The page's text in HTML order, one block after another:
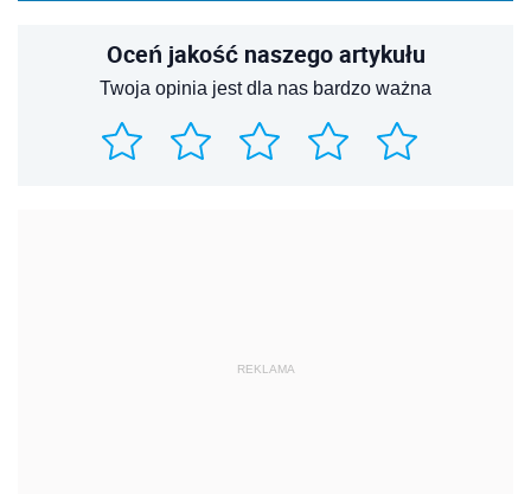
Oceń jakość naszego artykułu
Twoja opinia jest dla nas bardzo ważna
REKLAMA